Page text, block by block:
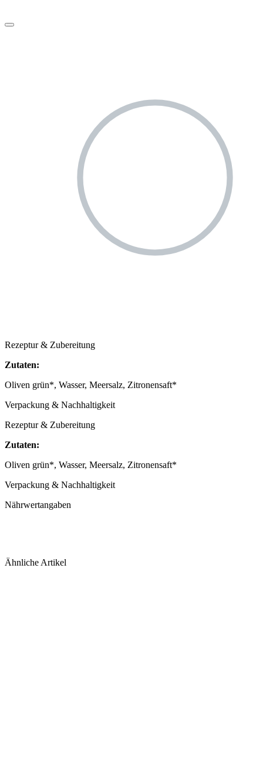
Rezeptur & Zubereitung
Zutaten:
Oliven grün*, Wasser, Meersalz, Zitronensaft*
Verpackung & Nachhaltigkeit
Rezeptur & Zubereitung
Zutaten:
Oliven grün*, Wasser, Meersalz, Zitronensaft*
Verpackung & Nachhaltigkeit
Nährwertangaben
Ähnliche Artikel